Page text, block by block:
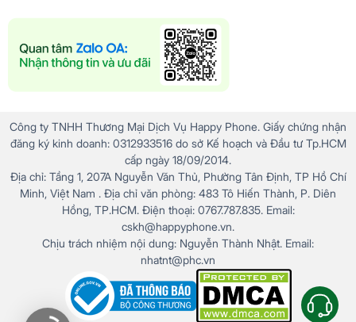
Công ty TNHH Thương Mại Dịch Vụ Happy Phone. Giấy chứng nhận
đăng ký kinh doanh: 0312933516 do sở Kế hoạch và Đầu tư Tp.HCM
cấp ngày 18/09/2014.
Địa chỉ: Tầng 1, 207A Nguyễn Văn Thủ, Phường Tân Định, TP Hồ Chí
Minh, Việt Nam . Địa chỉ văn phòng: 483 Tô Hiến Thành, P. Diên
Hồng, TP.HCM. Điện thoại: 0767.787.835. Email:
cskh@happyphone.vn.
Chịu trách nhiệm nội dung: Nguyễn Thành Nhật. Email:
nhatnt@phc.vn